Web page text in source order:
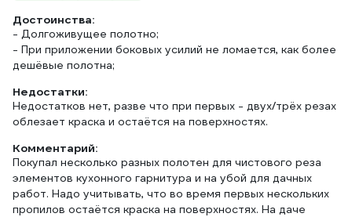
Достоинства:
- Долгоживущее полотно;
- При приложении боковых усилий не ломается, как более
дешёвые полотна;
Недостатки:
Недостатков нет, разве что при первых - двух/трёх резах
облезает краска и остаётся на поверхностях.
Комментарий:
Покупал несколько разных полотен для чистового реза
элементов кухонного гарнитура и на убой для дачных
работ. Надо учитывать, что во время первых нескольких
пропилов остаётся краска на поверхностях. На даче